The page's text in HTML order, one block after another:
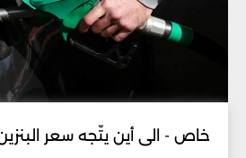
خاص - الى أين يتّجه سعر